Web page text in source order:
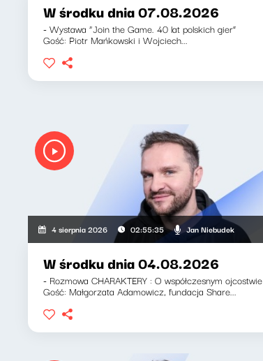
W środku dnia 07.08.2026
- Wystawa “Join the Game. 40 lat polskich gier”
Gość: Piotr Mańkowski i Wojciech...
4 sierpnia 2026 02:55:35 Jan Niebudek
W środku dnia 04.08.2026
- Rozmowa CHARAKTERY : O współczesnym ojcostwie
Gość: Małgorzata Adamowicz, fundacja Share...